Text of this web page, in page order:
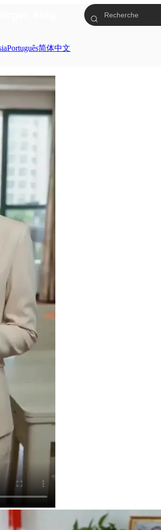
Português简体中文